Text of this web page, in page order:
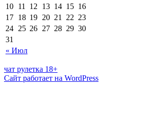
« Июл
10 11 12 13 14 15 16
17 18 19 20 21 22 23
24 25 26 27 28 29 30
31
чат рулетка 18+
Сайт работает на WordPress